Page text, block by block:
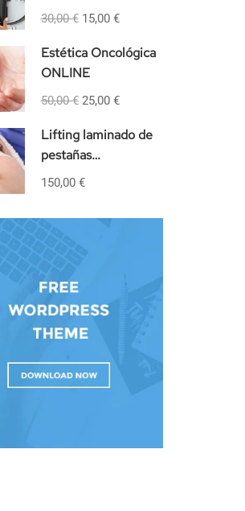
30,00 € 15,00 €
Estética Oncológica
ONLINE
50,00 € 25,00 €
Lifting laminado de
pestañas
PRESENCIAL
150,00 €